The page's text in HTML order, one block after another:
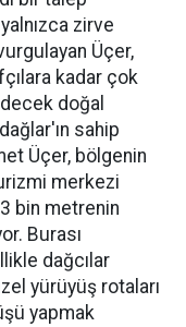
zirve
Üçer,
kadar çok
doğal
sahip
Üçer, bölgenin
merkezi
bin metrenin
Burası
dağcılar
yürüyüş rotaları
yapmak